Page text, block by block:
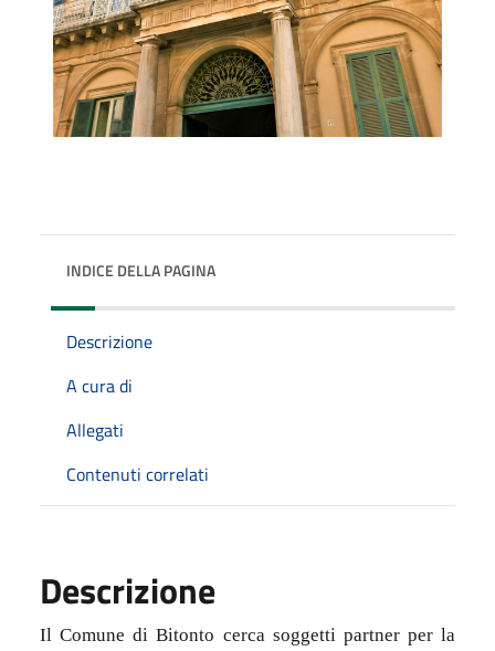
INDICE DELLA PAGINA
Descrizione
A cura di
Allegati
Contenuti correlati
Descrizione
Il Comune di Bitonto cerca soggetti partner per la